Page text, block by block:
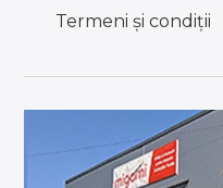
Termeni şi condiţii